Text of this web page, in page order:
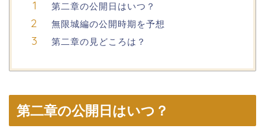
第二章の公開日はいつ？
無限城編の公開時期を予想
第二章の見どころは？
第二章の公開日はいつ？